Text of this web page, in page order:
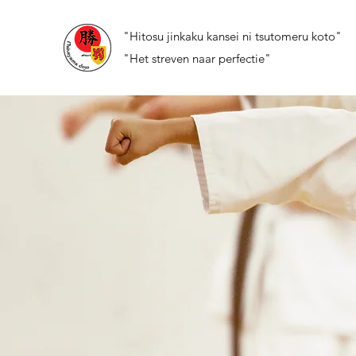
"Hitosu jinkaku kansei ni tsutomeru koto"
"Het streven naar perfectie"